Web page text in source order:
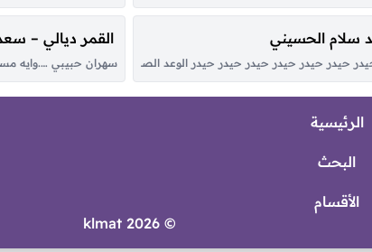
سلام الحسيني
حيدر حيدر حيدر حيدر حيدر حيدر الوعد الصادق علي المنصور الأولي
القمر ديالي –
سهران حبيبي ….وايه
الرئيسية
البحث
الأقسام
© 2026 klmat